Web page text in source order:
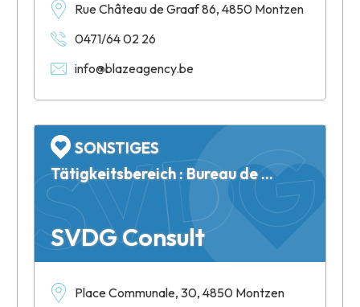
Rue Château de Graaf 86, 4850 Montzen
0471/64 02 26
info@blazeagency.be
SVDG Consult
SONSTIGES
Tätigkeitsbereich : Bureau de consultance
Place Communale, 30, 4850 Montzen